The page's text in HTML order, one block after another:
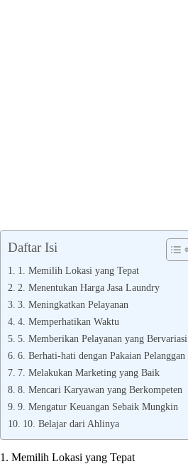
Daftar Isi
1. Memilih Lokasi yang Tepat
2. Menentukan Harga Jasa Laundry
3. Meningkatkan Pelayanan
4. Memperhatikan Waktu
5. Memberikan Pelayanan yang Bervariasi
6. Berhati-hati dengan Pakaian Pelanggan
7. Melakukan Marketing yang Baik
8. Mencari Karyawan yang Berkompeten
9. Mengatur Keuangan Sebaik Mungkin
10. Belajar dari Ahlinya
1. Memilih Lokasi yang Tepat